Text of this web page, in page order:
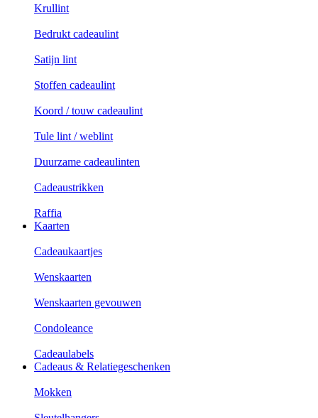
Krullint
Bedrukt cadeaulint
Satijn lint
Stoffen cadeaulint
Koord / touw cadeaulint
Tule lint / weblint
Duurzame cadeaulinten
Cadeaustrikken
Raffia
Kaarten
Cadeaukaartjes
Wenskaarten
Wenskaarten gevouwen
Condoleance
Cadeaulabels
Cadeaus & Relatiegeschenken
Mokken